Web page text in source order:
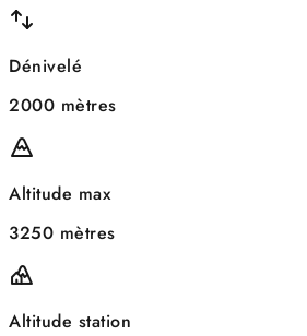
Dénivelé
2000 mètres
Altitude max
3250 mètres
Altitude station